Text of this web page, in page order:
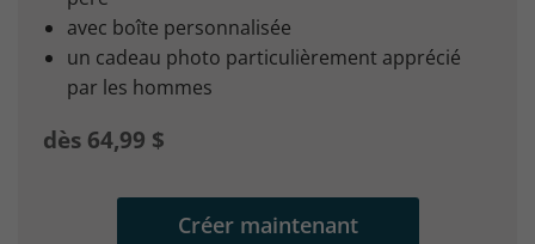
avec boîte personnalisée
un cadeau photo particulièrement apprécié
par les hommes
dès 64,99 $
Créer maintenant